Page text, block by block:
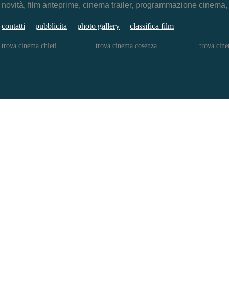
novità, film anteprime, cinema trailer, programmazione
contatti pubblicita photo gallery classifica film
trova cinema chieti trova cinema cosenza trova